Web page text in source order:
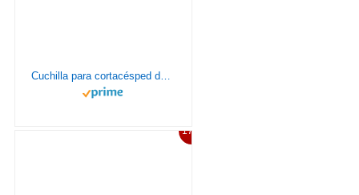
Cuchilla para cortacésped de 46 cm, compatible con Honda HRB 415 HRG 465 C IZY 46 P S/72511-VH4-000
17%